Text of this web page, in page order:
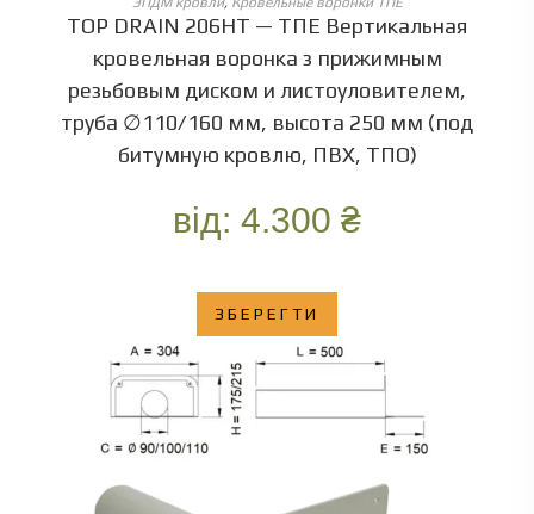
TOP DRAIN 206HT — ТПЕ Вертикальная
кровельная воронка з прижимным
резьбовым диском и листоуловителем,
труба ∅110/160 мм, высота 250 мм (под
битумную кровлю, ПВХ, ТПО)
від: 4.300 ₴
ЗБЕРЕГТИ